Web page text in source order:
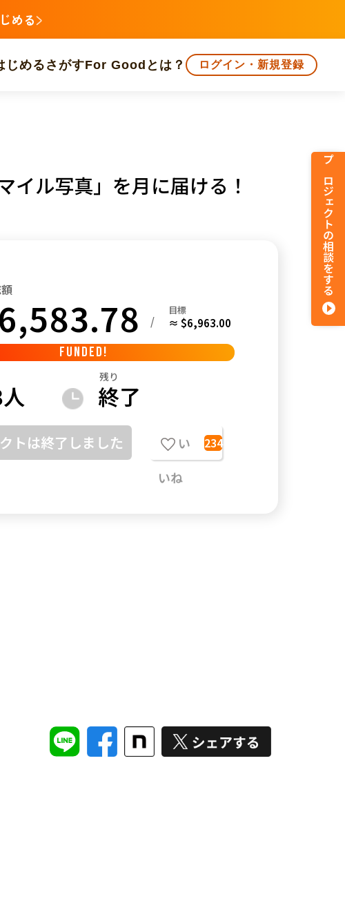
める
じめる さがすFor Goodとは？ ログイン・新規登録
イル写真」を月に届ける！
/
目標
≈ $6,963.00
FUNDED!
人
残り
終了
トは終了しました
い
いね
234
プロジェクトの相談をする